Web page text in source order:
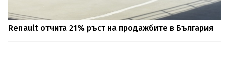
Renault отчита 21% ръст на продажбите в България